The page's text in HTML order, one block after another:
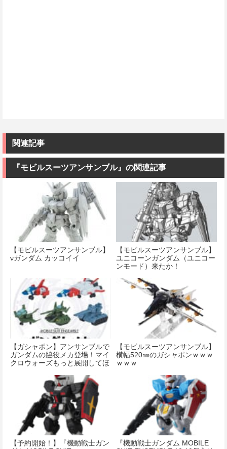
関連記事
『モビルスーツアンサンブル』の関連記事
【モビルスーツアンサンブル】
νガンダム カッコイイ
【モビルスーツアンサンブル】
ユニコーンガンダム（ユニコー
ンモード）来たか！
【ガシャポン】アンサンブルで
ガンダムの脇役メカ登場！マイ
クロウォーズもっと展開してほ
【モビルスーツアンサンブル】
横幅520㎜のガシャポンｗｗｗ
ｗｗｗ
【予約開始！】『機動戦士ガン
『機動戦士ガンダム MOBILE